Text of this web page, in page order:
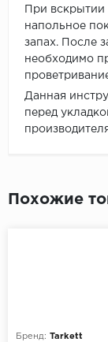
При вскрытии
напольное
запах. После
необходимо
Данная
перед
Похожие
Бренд: Tarkett